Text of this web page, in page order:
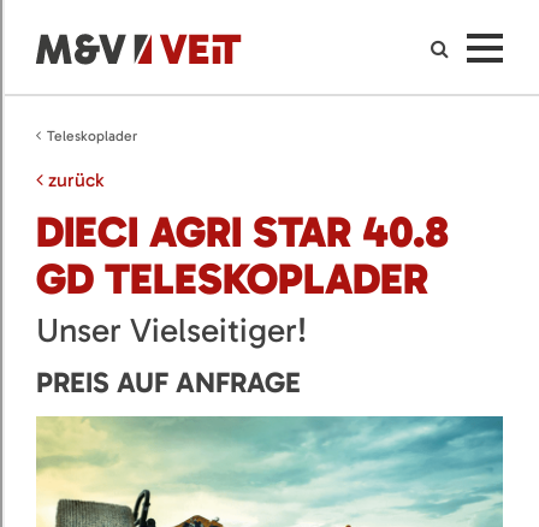
Teleskoplader
zurück
DIECI AGRI STAR 40.8
GD TELESKOPLADER
Unser Vielseitiger!
PREIS AUF ANFRAGE